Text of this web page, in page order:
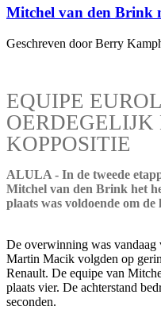
Mitchel van den Brink
Geschreven door Berry
EQUIPE
KOPPOSITIE
ALULA - In de tweede
Mitchel van den Brink het
plaats was voldoende om
De overwinning was
Martin Macik volgden op
Renault. De equipe van
plaats vier. De achterstand
seconden.